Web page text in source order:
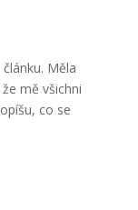
Měla
mě všichni
co se